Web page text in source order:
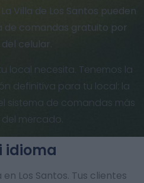
Villa de Los Santos pueden
de comandas gratuito por
celular.
local necesita. Tenemos la
definitiva para tu local: la
sistema de comandas más
mercado.
Los Santos. Tus clientes
idioma